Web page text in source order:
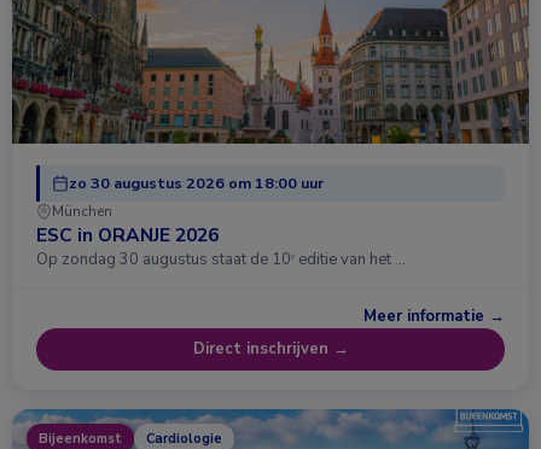
zo 30 augustus 2026 om 18:00 uur
München
ESC in ORANJE 2026
Op zondag 30 augustus staat de 10ᵉ editie van het …
Meer informatie →
Direct inschrijven →
Bijeenkomst Cardiologie